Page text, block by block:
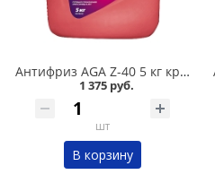
Антифриз AGA Z-40 5 кг красный в Омске
1 375 руб.
шт
В корзину